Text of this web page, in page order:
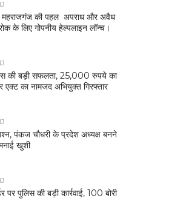
महराजगंज की पहल अपराध और अवैध
के लिए गोपनीय हेल्पलाइन लॉन्च।
की बड़ी सफलता, 25,000 रुपये का
एक्ट का नामजद अभियुक्त गिरफ्तार
पंकज चौधरी के प्रदेश अध्यक्ष बनने
खुशी
पर पुलिस की बड़ी कार्रवाई, 100 बोरी